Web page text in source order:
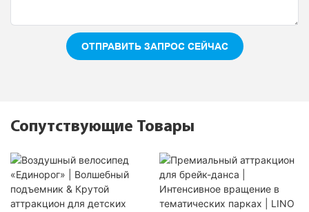
ОТПРАВИТЬ ЗАПРОС СЕЙЧАС
Сопутствующие Товары